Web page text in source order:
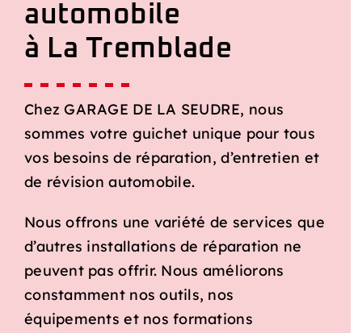
automobile
à La Tremblade
Chez GARAGE DE LA SEUDRE, nous
sommes votre guichet unique pour tous
vos besoins de réparation, d’entretien et
de révision automobile.
Nous offrons une variété de services que
d’autres installations de réparation ne
peuvent pas offrir. Nous améliorons
constamment nos outils, nos
équipements et nos formations